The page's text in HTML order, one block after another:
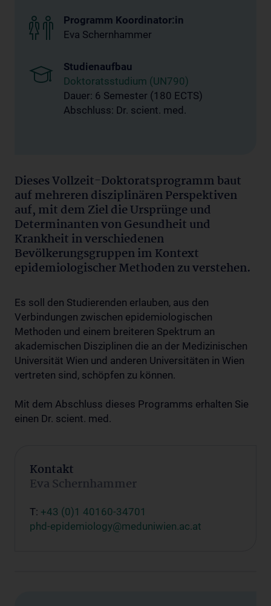
Programm Koordinator:in
Eva Schernhammer
Studienaufbau
Doktoratsstudium (UN790)
Dauer: 6 Semester (180 ECTS)
Abschluss: Dr. scient. med.
Dieses Vollzeit-Doktoratsprogramm baut
auf mehreren disziplinären Perspektiven
auf, mit dem Ziel die Ursprünge und
Determinanten von Gesundheit und
Krankheit in verschiedenen
Bevölkerungsgruppen im Kontext
epidemiologischer Methoden zu verstehen.
Es soll den Studierenden erlauben, aus den
Verbindungen zwischen epidemiologischen
Methoden und einem breiteren Spektrum an
akademischen Disziplinen die an der Medizinischen
Universität Wien und anderen Universitäten in Wien
vertreten sind, schöpfen zu können.
Mit dem Abschluss dieses Programms erhalten Sie
einen Dr. scient. med.
Kontakt
Eva Schernhammer
T: +43 (0)1 40160-34701
phd-epidemiology@meduniwien.ac.at